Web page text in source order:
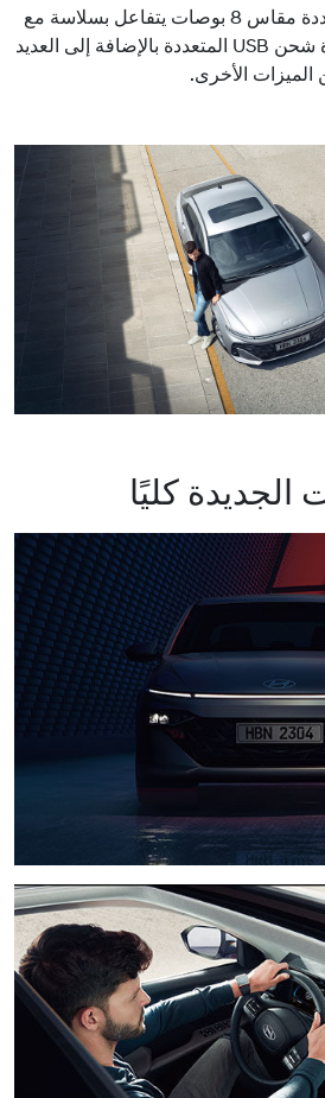
تحكم في الوسائط المتعددة مقاس 8 بوصات يتفاعل بسلاسة مع
هاتفك الذكي ومنافذ إعادة شحن USB المتعددة بالإضافة إلى العديد
الميزات الأخرى.
الجديدة كليًا